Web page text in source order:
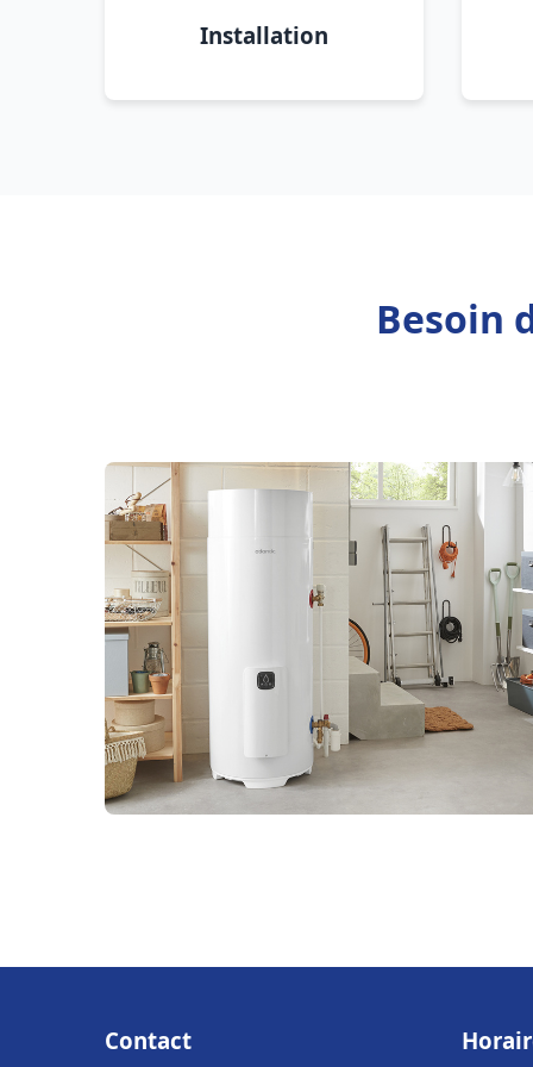
Installation
Besoin
Contact